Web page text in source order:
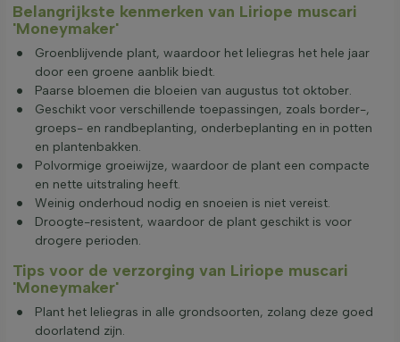
Belangrijkste kenmerken van Liriope muscari
'Moneymaker'
Groenblijvende plant, waardoor het leliegras het hele jaar
door een groene aanblik biedt.
Paarse bloemen die bloeien van augustus tot oktober.
Geschikt voor verschillende toepassingen, zoals border-,
groeps- en randbeplanting, onderbeplanting en in potten
en plantenbakken.
Polvormige groeiwijze, waardoor de plant een compacte
en nette uitstraling heeft.
Weinig onderhoud nodig en snoeien is niet vereist.
Droogte-resistent, waardoor de plant geschikt is voor
drogere perioden.
Tips voor de verzorging van Liriope muscari
'Moneymaker'
Plant het leliegras in alle grondsoorten, zolang deze goed
doorlatend zijn.